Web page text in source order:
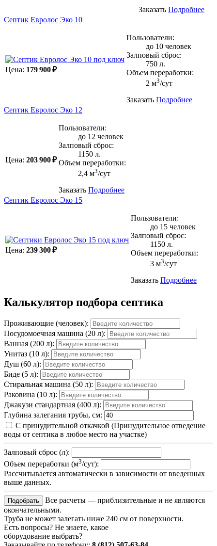
Заказать Подробнее
Септик Евролос Эко 10
Цена: 179 900 ₽
Пользователи:
до 10 человек
Залповый сброс:
750 л.
Объем переработки:
2 м3/сут
Заказать Подробнее
Септик Евролос Эко 12
Цена: 203 900 ₽
Пользователи:
до 12 человек
Залповый сброс:
1150 л.
Объем переработки:
2,4 м3/сут
Заказать Подробнее
Септик Евролос Эко 15
Цена: 239 300 ₽
Пользователи:
до 15 человек
Залповый сброс:
1150 л.
Объем переработки:
3 м3/сут
Заказать Подробнее
Калькулятор подбора септика
Проживающие (человек):
Посудомоечная машина (20 л):
Ванная (200 л):
Унитаз (10 л):
Душ (60 л):
Биде (5 л):
Стиральная машина (50 л):
Раковина (10 л):
Джакузи стандартная (400 л):
Глубина залегания трубы, см:
С принудительной откачкой (Принудительное отведение
воды от септика в любое место на участке)
Залповый сброс (л):
Объем переработки (м3/сут):
Рассчитывается автоматически в зависимости от введенных
выше данных.
Все расчеты — приблизительные и не являются
окончательными.
Труба не может залегать ниже 240 см от поверхности.
Есть вопросы? Не знаете, какое
оборудование выбрать?